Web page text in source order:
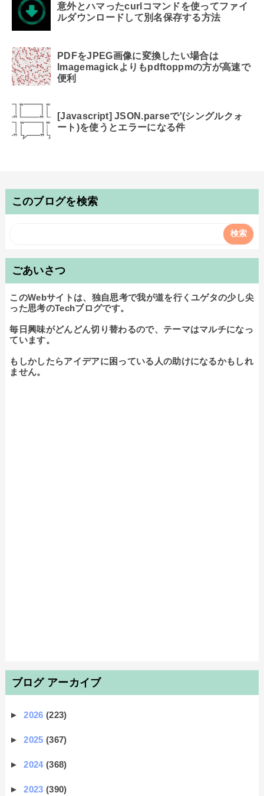
意外とハマったcurlコマンドを使ってファイ
ルダウンロードして別名保存する方法
PDFをJPEG画像に変換したい場合は
Imagemagickよりもpdftoppmの方が高速で
便利
[Javascript] JSON.parseで'(シングルクォ
ート)を使うとエラーになる件
このブログを検索
ごあいさつ
このWebサイトは、独自思考で我が道を行くユゲタの少し尖
った思考のTechブログです。
毎日興味がどんどん切り替わるので、テーマはマルチになっ
ています。
もしかしたらアイデアに困っている人の助けになるかもしれ
ません。
ブログ アーカイブ
►2026(223)
►2025(367)
►2024(368)
►2023(390)